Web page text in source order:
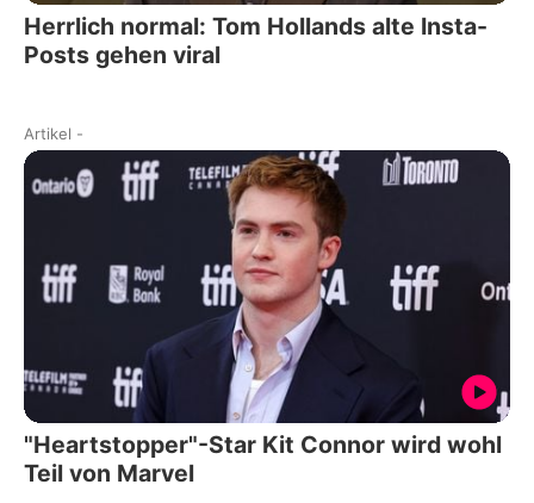
Herrlich normal: Tom Hollands alte Insta-
Posts gehen viral
Artikel -
"Heartstopper"-Star Kit Connor wird wohl
Teil von Marvel